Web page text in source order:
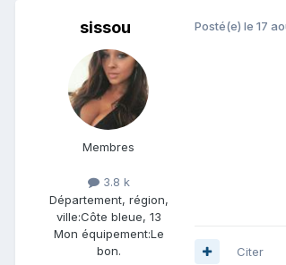
sissou
Membres
3.8 k
Département, région,
ville:Côte bleue, 13
Mon équipement:Le
bon.
Posté(e) le 17
Citer